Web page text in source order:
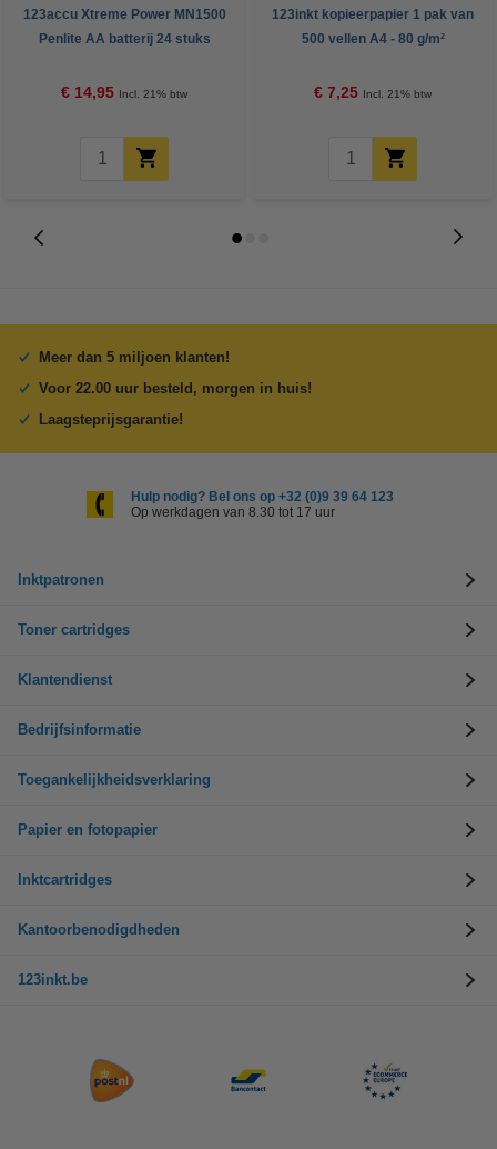
123accu Xtreme Power MN1500
Penlite AA batterij 24 stuks
€ 14,95 Incl. 21% btw
123inkt kopieerpapier 1 pak van
500 vellen A4 - 80 g/m²
€ 7,25 Incl. 21% btw
Meer dan 5 miljoen klanten!
Voor 22.00 uur besteld, morgen in huis!
Laagsteprijsgarantie!
Hulp nodig? Bel ons op +32 (0)9 39 64 123
Op werkdagen van 8.30 tot 17 uur
Inktpatronen
Toner cartridges
Klantendienst
Bedrijfsinformatie
Toegankelijkheidsverklaring
Papier en fotopapier
Inktcartridges
Kantoorbenodigdheden
123inkt.be